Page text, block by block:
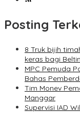
Posting
8 Truk bijih
keras bagi
MPC Pemuda
Bahas
Tim Monev
Manggar
Supervisi IAD